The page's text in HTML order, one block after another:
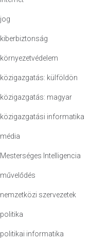
jog
kiberbiztonság
környezetvédelem
közigazgatás: külföldön
közigazgatás: magyar
közigazgatási informatika
média
Mesterséges Intelligencia
művelődés
nemzetközi szervezetek
politika
politikai informatika